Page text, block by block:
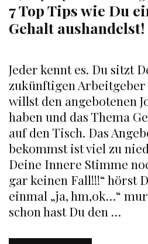
7 Top Tips wie Du
Gehalt aushandelst!
Jeder kennt es. Du sitzt
zukünftigen Arbeitgeber
willst den angebotenen
haben und das Thema
auf den Tisch. Das
bekommst ist viel zu
Deine Innere Stimme
gar keinen Fall!!!“ hörst
einmal „ja, hm,ok…“
schon hast Du den …